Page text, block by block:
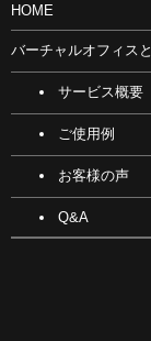
HOME
バーチャルオフィス
サービス概要
ご使用例
お客様の声
Q&A